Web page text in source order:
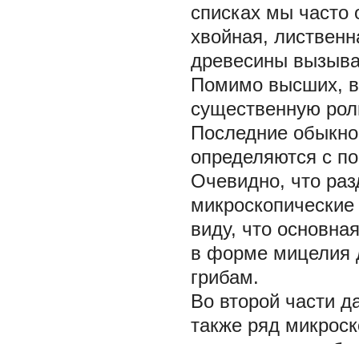
списках мы часто
хвойная,
древесины
Помимо высших, в
существенную
Последние
определяются с
Очевидно, что
виду, что
в форме мицелия
грибам.
Во второй части
также ряд